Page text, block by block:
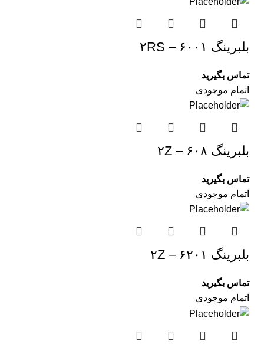
بلبرینگ ۶۰۰۱ – ۲RS
تماس بگیرید
اتمام موجودی
بلبرینگ ۶۰۸ – ۲Z
تماس بگیرید
اتمام موجودی
بلبرینگ ۶۲۰۱ – ۲Z
تماس بگیرید
اتمام موجودی